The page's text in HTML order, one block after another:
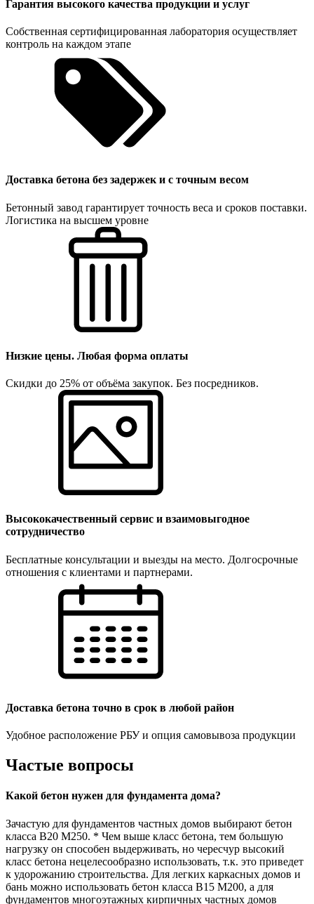
Гарантия высокого качества продукции и услуг
Собственная сертифицированная лаборатория осуществляет
контроль на каждом этапе
Доставка бетона без задержек и с точным весом
Бетонный завод гарантирует точность веса и сроков поставки.
Логистика на высшем уровне
Низкие цены. Любая форма оплаты
Скидки до 25% от объёма закупок. Без посредников.
Высококачественный сервис и взаимовыгодное
сотрудничество
Бесплатные консультации и выезды на место. Долгосрочные
отношения с клиентами и партнерами.
Доставка бетона точно в срок в любой район
Удобное расположение РБУ и опция самовывоза продукции
Частые вопросы
Какой бетон нужен для фундамента дома?
Зачастую для фундаментов частных домов выбирают бетон
класса В20 М250. * Чем выше класс бетона, тем большую
нагрузку он способен выдерживать, но чересчур высокий
класс бетона нецелесообразно использовать, т.к. это приведет
к удорожанию строительства. Для легких каркасных домов и
бань можно использовать бетон класса В15 М200, а для
фундаментов многоэтажных кирпичных частных домов